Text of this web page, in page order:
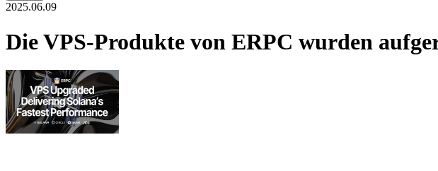
2025.06.09
Die VPS-Produkte von ERPC wurden